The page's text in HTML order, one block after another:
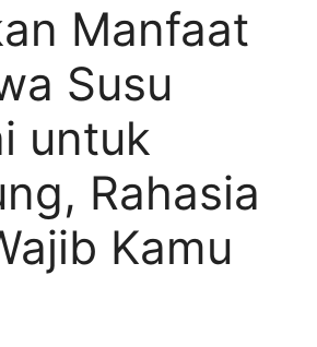
Manfaat
Susu
untuk
Rahasia
Kamu